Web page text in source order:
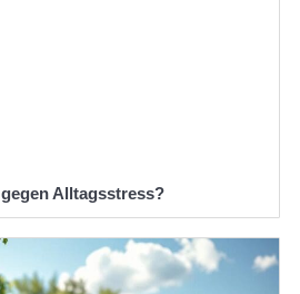
Alltagsstress?